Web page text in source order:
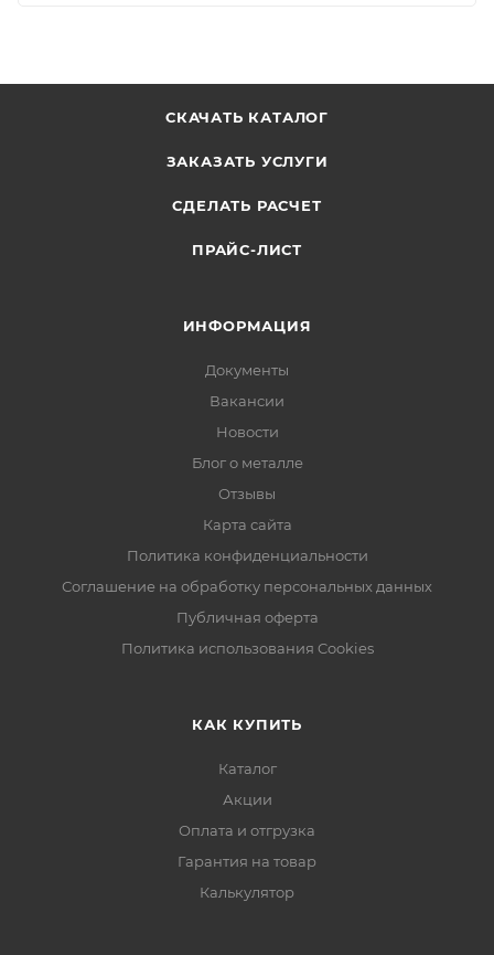
СКАЧАТЬ КАТАЛОГ
ЗАКАЗАТЬ УСЛУГИ
СДЕЛАТЬ РАСЧЕТ
ПРАЙС-ЛИСТ
ИНФОРМАЦИЯ
Документы
Вакансии
Новости
Блог о металле
Отзывы
Карта сайта
Политика конфиденциальности
Соглашение на обработку персональных данных
Публичная оферта
Политика использования Cookies
КАК КУПИТЬ
Каталог
Акции
Оплата и отгрузка
Гарантия на товар
Калькулятор